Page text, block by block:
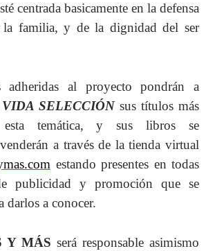
centrada basicamente en la defensa
familia, y de la dignidad del ser
adheridas al proyecto pondrán a
VIDA SELECCIÓNsus títulos más
esta temática, y sus libros se
a través de la tienda virtual
estando presentes en todas
publicidad y promoción que se
darlos a conocer.
Y MÁS será responsable asimismo